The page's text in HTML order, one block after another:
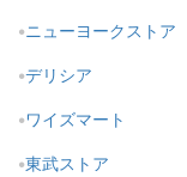
ニューヨークストア
デリシア
ワイズマート
東武ストア